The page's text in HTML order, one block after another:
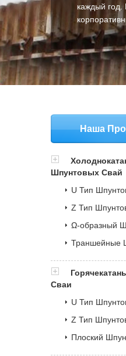
каждый год.
Наша
Шпунтовых Свай
U Тип
Z Тип
Ω-образный
Траншейные
Сваи
U Тип
Z Тип
Плоский